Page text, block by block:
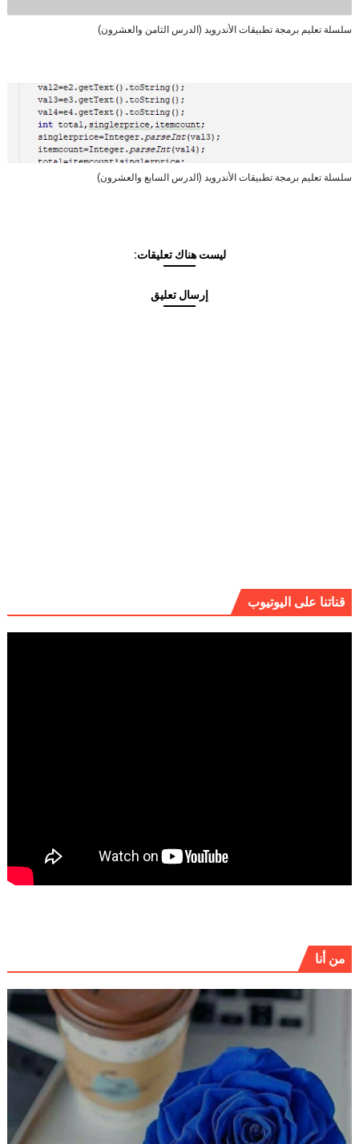
سلسلة تعليم برمجة تطبيقات الأندرويد (الدرس الثامن والعشرون)
سلسلة تعليم برمجة تطبيقات الأندرويد (الدرس السابع والعشرون)
ليست هناك تعليقات:
إرسال تعليق
قناتنا على اليوتيوب
من أنا